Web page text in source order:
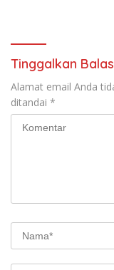
Tinggalkan
Alamat email Anda
ditandai *